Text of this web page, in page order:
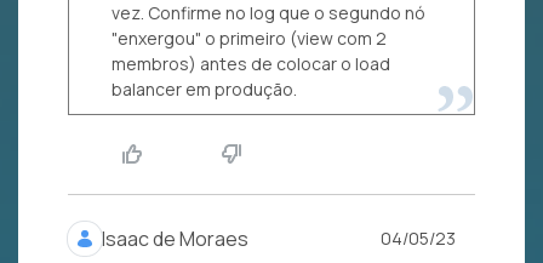
vez. Confirme no log que o segundo nó
"enxergou" o primeiro (view com 2
membros) antes de colocar o load
balancer em produção.
Isaac de Moraes 04/05/23